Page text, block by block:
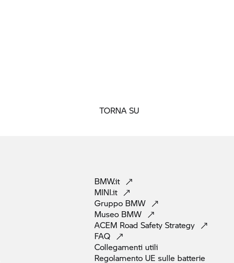
TORNA SU
BMW.it
MINI.it
Gruppo BMW
Museo BMW
ACEM Road Safety Strategy
FAQ
Collegamenti utili
Regolamento UE sulle batterie